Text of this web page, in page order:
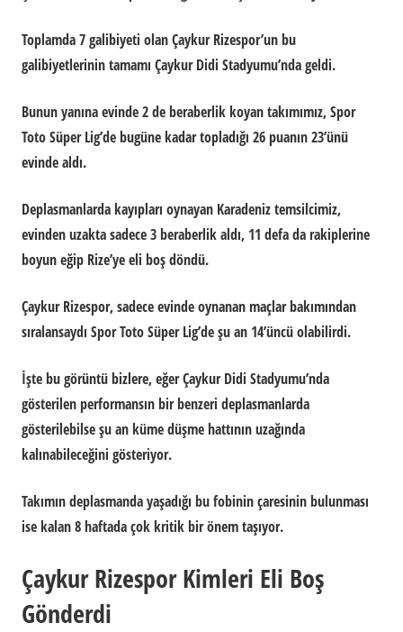
Toplamda 7 galibiyeti olan Çaykur Rizespor’un bu
galibiyetlerinin tamamı Çaykur Didi Stadyumu’nda geldi.
Bunun yanına evinde 2 de beraberlik koyan takımımız, Spor
Toto Süper Lig’de bugüne kadar topladığı 26 puanın 23’ünü
evinde aldı.
Deplasmanlarda kayıpları oynayan Karadeniz temsilcimiz,
evinden uzakta sadece 3 beraberlik aldı, 11 defa da rakiplerine
boyun eğip Rize’ye eli boş döndü.
Çaykur Rizespor, sadece evinde oynanan maçlar bakımından
sıralansaydı Spor Toto Süper Lig’de şu an 14’üncü olabilirdi.
İşte bu görüntü bizlere, eğer Çaykur Didi Stadyumu’nda
gösterilen performansın bir benzeri deplasmanlarda
gösterilebilse şu an küme düşme hattının uzağında
kalınabileceğini gösteriyor.
Takımın deplasmanda yaşadığı bu fobinin çaresinin bulunması
ise kalan 8 haftada çok kritik bir önem taşıyor.
Çaykur Rizespor Kimleri Eli Boş
Gönderdi